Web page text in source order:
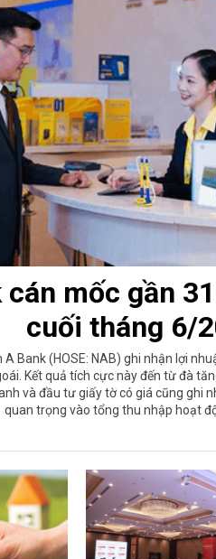
cán mốc gần
cuối tháng 6/
Bank (HOSE: NAB) ghi nhận lợi
Kết quả tích cực này đến từ đà
và đầu tư giấy tờ có giá cũng ghi
quan trọng vào tổng thu nhập hoạt